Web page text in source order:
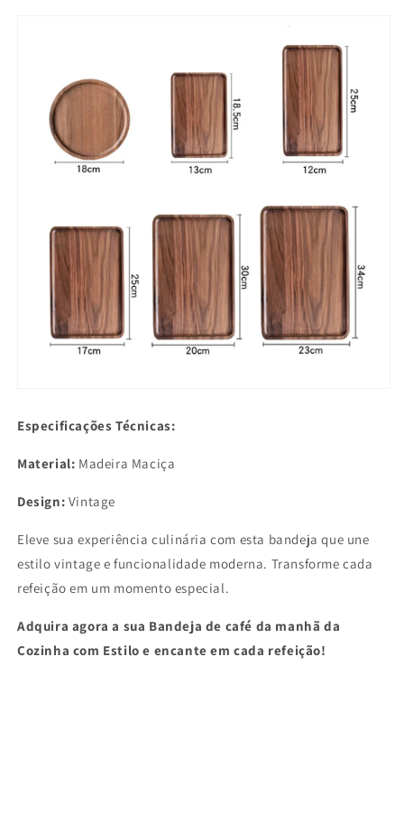
Especificações Técnicas:
Material: Madeira Maciça
Design: Vintage
Eleve sua experiência culinária com esta bandeja que une
estilo vintage e funcionalidade moderna. Transforme cada
refeição em um momento especial.
Adquira agora a sua Bandeja de café da manhã da
Cozinha com Estilo e encante em cada refeição!